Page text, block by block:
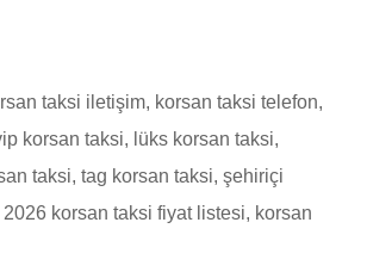
taksi iletişim, korsan taksi telefon,
korsan taksi, lüks korsan taksi,
taksi, tag korsan taksi, şehiriçi
korsan taksi fiyat listesi, korsan